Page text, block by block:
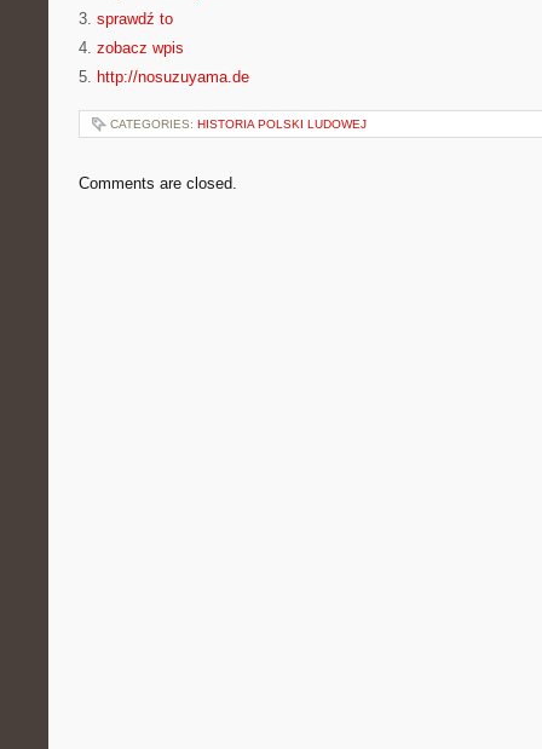
3. sprawdź to
4. zobacz wpis
5. http://nosuzuyama.de
CATEGORIES: HISTORIA POLSKI LUDOWEJ
Comments are closed.